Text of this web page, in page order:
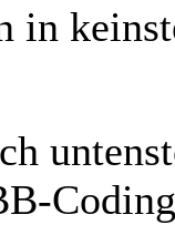
in
Coding